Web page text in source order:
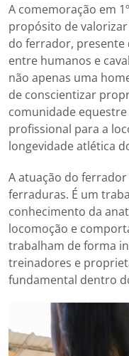
A comemoração em
propósito de
do ferrador, presente
entre humanos e
não apenas uma
de conscientizar
comunidade
profissional para a
longevidade atlética
A atuação do
ferraduras. É um
conhecimento da
locomoção e
trabalham de forma
treinadores e
fundamental dentro